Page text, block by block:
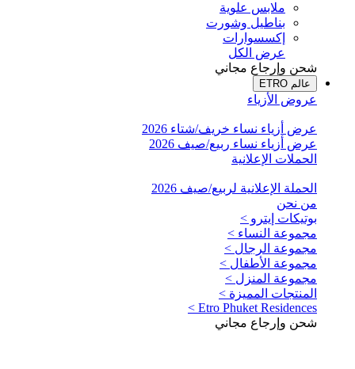
ملابس علوية
بناطيل وشورت
إكسسوارات
عرض الكل
شحن وإرجاع مجاني
عالم ETRO
عروض الأزياء
عرض أزياء نساء خريف/شتاء 2026
عرض أزياء نساء ربيع/صيف 2026
الحملات الإعلانية
الحملة الإعلانية لربيع/صيف 2026
من نحن
بوتيكات إيترو >
مجموعة النساء >
مجموعة الرجال >
مجموعة الأطفال >
مجموعة المنزل >
المنتجات المميزة >
Etro Phuket Residences >
شحن وإرجاع مجاني